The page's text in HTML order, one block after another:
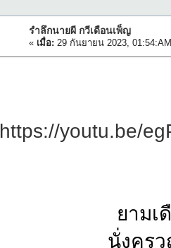
รำลึกนายผี กวีเดือนเพ็ญ
« เมื่อ: 29 กันยายน 2023,
https://youtu.be/
ยามเ
นั่งคร